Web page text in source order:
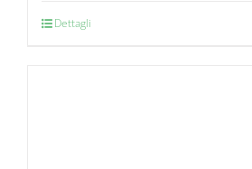
Dettagli